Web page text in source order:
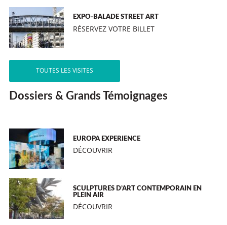
EXPO-BALADE STREET ART
RÉSERVEZ VOTRE BILLET
TOUTES LES VISITES
Dossiers & Grands Témoignages
EUROPA EXPERIENCE
DÉCOUVRIR
SCULPTURES D’ART CONTEMPORAIN EN
PLEIN AIR
DÉCOUVRIR